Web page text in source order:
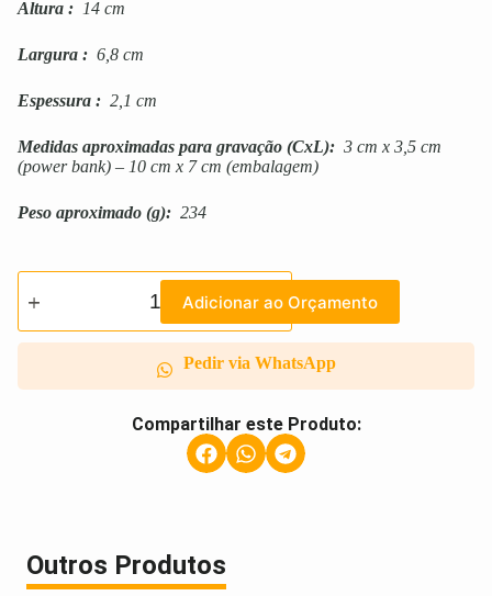
Altura : 14 cm
Largura : 6,8 cm
Espessura : 2,1 cm
Medidas aproximadas para gravação (CxL): 3 cm x 3,5 cm
(power bank) – 10 cm x 7 cm (embalagem)
Peso aproximado (g): 234
Adicionar ao Orçamento
Pedir via WhatsApp
Compartilhar este Produto:
Outros Produtos